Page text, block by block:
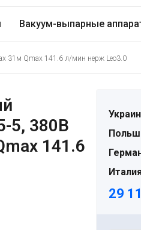
Вакуум-выпарные
31м Qmax 141.6 л/мин нерж Leo3.0
5, 380В
141.6
29